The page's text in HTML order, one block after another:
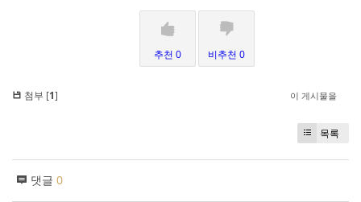
추천 0 비추천 0
첨부 [1] 이 게시물을
목록
댓글 0